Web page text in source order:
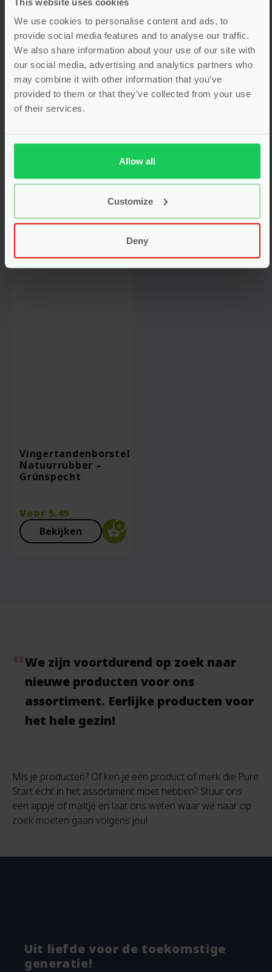
We use cookies to personalise content and ads, to
provide social media features and to analyse our traffic.
We also share information about your use of our site with
our social media, advertising and analytics partners who
may combine it with other information that you’ve
provided to them or that they’ve collected from your use
of their services.
Allow all
Customize
Deny
Kindertandenborstels
Organic
Voor8.90
“Zilver Fee” –
Grünspecht
Voor6.95
Vingertandenborstel
Natuurrubber –
Grünspecht
Voor 5.49
Bekijken
We zijn voortdurend op zoek naar
nieuwe producten voor ons
assortiment. Eerlijke producten voor
het hele gezin!
Mis je producten? Of ken je een product of merk die Pure
Start écht in het assortiment moet hebben? Stuur ons
een appje of mailtje en laat ons weten waar we naar op
zoek moeten gaan volgens jou!
Uit liefde voor de toekomstige
generatie!